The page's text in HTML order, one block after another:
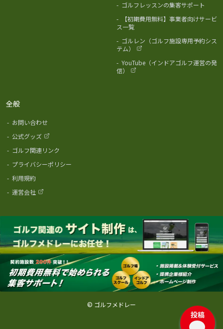
投稿
- ゴルフレッスンの集客サポート
-
【初期費用無料】事業者向けサービ
ス一覧
- ゴルレン（ゴルフ施設専用予約シス
テム）
- YouTube（インドアゴルフ運営の発
信）
全般
- お問い合わせ
- 公式グッズ
- ゴルフ関連リンク
- プライバシーポリシー
- 利用規約
- 運営会社
© ゴルフメドレー